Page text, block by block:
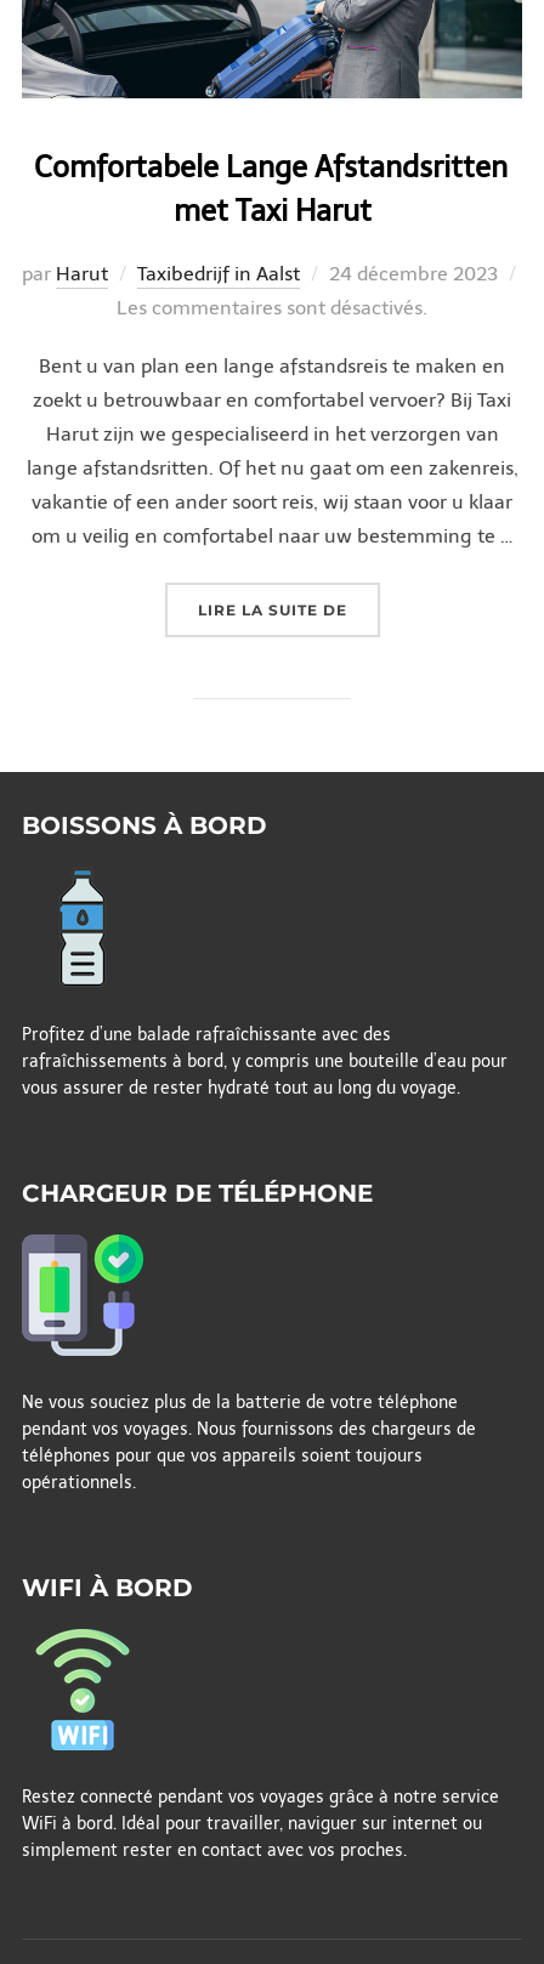
Comfortabele Lange Afstandsritten
met Taxi Harut
par Harut Taxibedrijf in Aalst
Publié
le
24 décembre 2023
Les commentaires sont désactivés.
Bent u van plan een lange afstandsreis te maken en
zoekt u betrouwbaar en comfortabel vervoer? Bij Taxi
Harut zijn we gespecialiseerd in het verzorgen van
lange afstandsritten. Of het nu gaat om een zakenreis,
vakantie of een ander soort reis, wij staan voor u klaar
om u veilig en comfortabel naar uw bestemming te …
LIRE LA SUITE DE« COMFORTABELE
BOISSONS À BORD
Profitez d’une balade rafraîchissante avec des
rafraîchissements à bord, y compris une bouteille d’eau pour
vous assurer de rester hydraté tout au long du voyage.
CHARGEUR DE TÉLÉPHONE
Ne vous souciez plus de la batterie de votre téléphone
pendant vos voyages. Nous fournissons des chargeurs de
téléphones pour que vos appareils soient toujours
opérationnels.
WIFI À BORD
Restez connecté pendant vos voyages grâce à notre service
WiFi à bord. Idéal pour travailler, naviguer sur internet ou
simplement rester en contact avec vos proches.